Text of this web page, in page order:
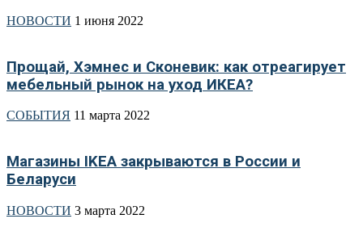
НОВОСТИ 1 июня 2022
Прощай, Хэмнес и Сконевик: как отреагирует
мебельный рынок на уход ИКЕА?
СОБЫТИЯ 11 марта 2022
Магазины IKEA закрываются в России и
Беларуси
НОВОСТИ 3 марта 2022